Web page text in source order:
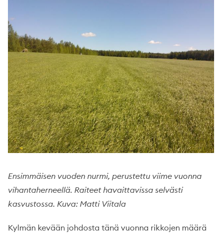
Ensimmäisen vuoden nurmi, perustettu viime vuonna
vihantaherneellä. Raiteet havaittavissa selvästi
kasvustossa. Kuva: Matti Viitala
Kylmän kevään johdosta tänä vuonna rikkojen määrä